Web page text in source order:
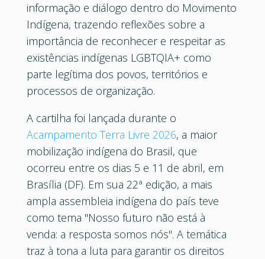
informação e diálogo dentro do Movimento
Indígena, trazendo reflexões sobre a
importância de reconhecer e respeitar as
existências indígenas LGBTQIA+ como
parte legítima dos povos, territórios e
processos de organização.
A cartilha foi lançada durante o
Acampamento Terra Livre 2026, a maior
mobilização indígena do Brasil, que
ocorreu entre os dias 5 e 11 de abril, em
Brasília (DF). Em sua 22ª edição, a mais
ampla assembleia indígena do país teve
como tema "Nosso futuro não está à
venda: a resposta somos nós". A temática
traz à tona a luta para garantir os direitos